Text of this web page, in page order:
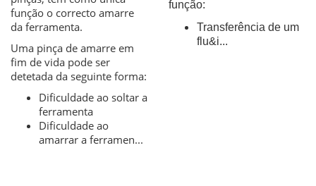
função o correcto amarre
da ferramenta.
Uma pinça de amarre em
fim de vida pode ser
detetada da seguinte forma:
Dificuldade ao soltar a
ferramenta
Dificuldade ao
amarrar a ferramen...
função:
Transferência de um
flu&i...